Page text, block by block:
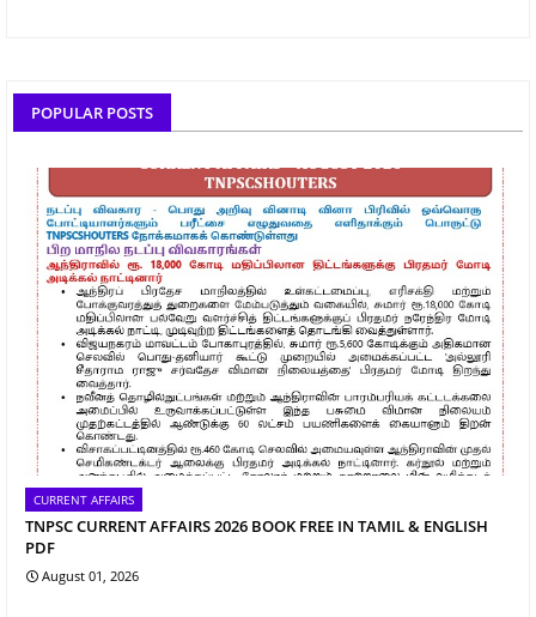
POPULAR POSTS
CURRENT AFFAIRS
TNPSC CURRENT AFFAIRS 2026 BOOK FREE IN TAMIL & ENGLISH
PDF
August 01, 2026